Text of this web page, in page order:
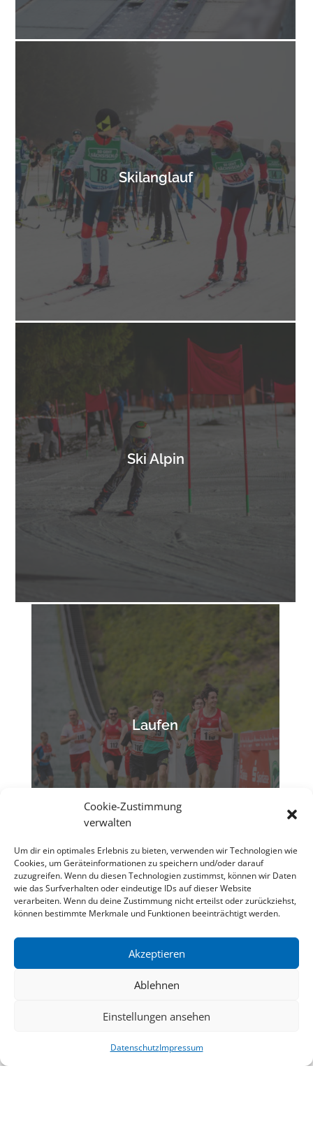
Cookie-Zustimmung
verwalten
Um dir ein optimales Erlebnis zu bieten, verwenden wir Technologien wie
Cookies, um Geräteinformationen zu speichern und/oder darauf
zuzugreifen. Wenn du diesen Technologien zustimmst, können wir Daten
wie das Surfverhalten oder eindeutige IDs auf dieser Website
verarbeiten. Wenn du deine Zustimmung nicht erteilst oder zurückziehst,
können bestimmte Merkmale und Funktionen beeinträchtigt werden.
Akzeptieren
Ablehnen
Einstellungen ansehen
DatenschutzImpressum
Skilanglauf
Ski Alpin
Laufen